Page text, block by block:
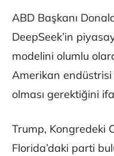
ABD Başkanı
DeepSeek’in
modelini olumlu
Amerikan endüstrisi
olması gerektiğini
Trump, Kongredeki
Florida’daki parti